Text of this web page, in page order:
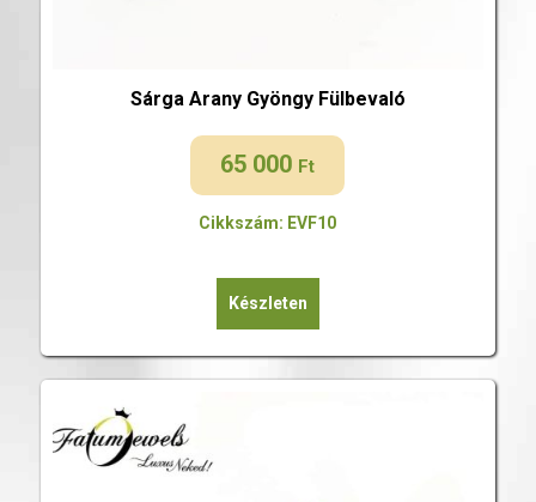
Sárga Arany Gyöngy Fülbevaló
65 000 Ft
Cikkszám: EVF10
Készleten